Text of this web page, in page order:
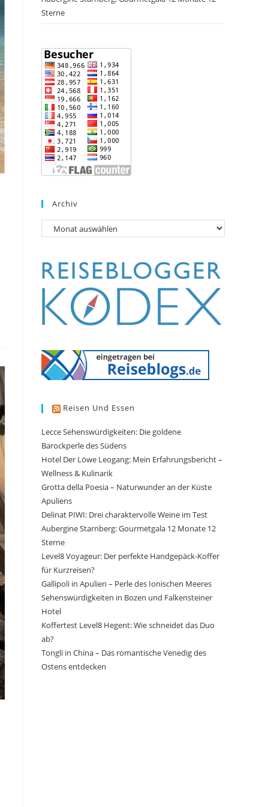
Sterne
Archiv
Archiv
Reisen Und Essen
Lecce Sehenswürdigkeiten: Die goldene
Barockperle des Südens
Hotel Der Löwe Leogang: Mein Erfahrungsbericht –
Wellness & Kulinarik
Grotta della Poesia – Naturwunder an der Küste
Apuliens
Delinat PIWI: Drei charaktervolle Weine im Test
Aubergine Starnberg: Gourmetgala 12 Monate 12
Sterne
Level8 Voyageur: Der perfekte Handgepäck-Koffer
für Kurzreisen?
Gallipoli in Apulien – Perle des Ionischen Meeres
Sehenswürdigkeiten in Bozen und Falkensteiner
Hotel
Koffertest Level8 Hegent: Wie schneidet das Duo
ab?
Tongli in China – Das romantische Venedig des
Ostens entdecken